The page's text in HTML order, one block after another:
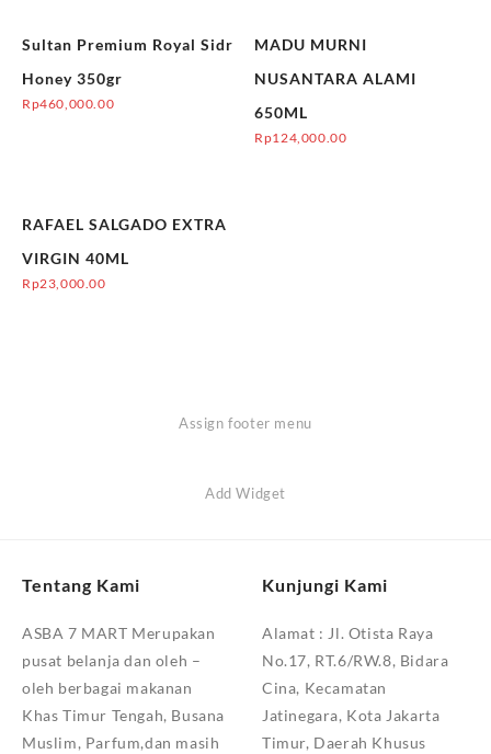
Sultan Premium Royal Sidr
Honey 350gr
Rp460,000.00
MADU MURNI
NUSANTARA ALAMI
650ML
Rp124,000.00
RAFAEL SALGADO EXTRA
VIRGIN 40ML
Rp23,000.00
Assign footer menu
Add Widget
Tentang Kami
ASBA 7 MART Merupakan
pusat belanja dan oleh –
oleh berbagai makanan
Khas Timur Tengah, Busana
Muslim, Parfum,dan masih
Kunjungi Kami
Alamat : Jl. Otista Raya
No.17, RT.6/RW.8, Bidara
Cina, Kecamatan
Jatinegara, Kota Jakarta
Timur, Daerah Khusus